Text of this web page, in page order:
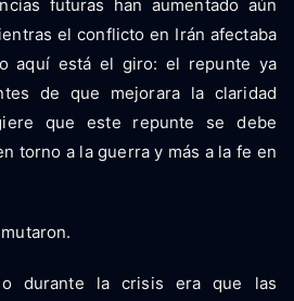
futuras han aumentado aún
el conflicto en Irán afectaba
aquí está el giro: el repunte ya
de que mejorara la claridad
que este repunte se debe
torno a la guerra y más a la fe en
durante la crisis era que las